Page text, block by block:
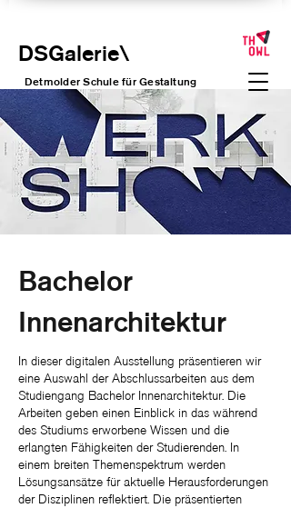
\
DSGalerie
Detmolder Schule für Gestaltung
Bachelor
Innenarchitektur
In dieser digitalen Ausstellung präsentieren wir
eine Auswahl der Abschlussarbeiten aus dem
Studiengang Bachelor Innenarchitektur. Die
Arbeiten geben einen Einblick in das während
des Studiums erworbene Wissen und die
erlangten Fähigkeiten der Studierenden. In
einem breiten Themenspektrum werden
Lösungsansätze für aktuelle Herausforderungen
der Disziplinen reflektiert. Die präsentierten